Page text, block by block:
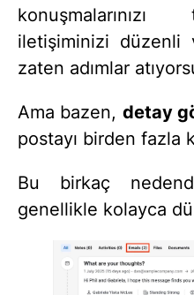
iletişiminizi
zaten adımlar
Ama bazen, detay
postayı birden fazla
Bu birkaç
genellikle kolayca